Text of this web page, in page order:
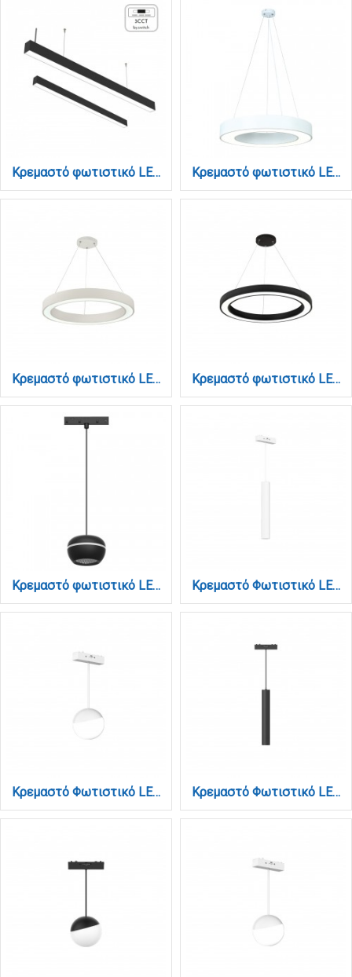
Κρεμαστό φωτιστικό LED 60W 3CCT (By Switch) από αλουμίνιο σε μαύρη απόχρωση D:180cm (6072-180-BL) Κρεμαστό φωτιστικό LED 60W 4000K σε λευκή απόχρωση D:100cm (6171-100-WH)
Κρεμαστό φωτιστικό LED 68W 3CCT (by switch on base) σε λευκή απόχρωση D:60cm (6073-60-WH) Κρεμαστό φωτιστικό LED 68W 3CCT (by switch on base) σε μαύρη απόχρωση D:60cm (6073-60-BL)
Κρεμαστό φωτιστικό LED 6W 3000K για μαγνητική ράγα σε μαύρη απόχρωση D:10cmX6,5cm (T02501-BL) Κρεμαστό Φωτιστικό LED 6W 3000K-6000K για Ultra-Thin μαγνητική ράγα σε λευκή απόχρωση by Tuya and Zigbee D:3X30cm (TMZ0060-White)
Κρεμαστό Φωτιστικό LED 6W 3000K-6000K για Ultra-Thin μαγνητική ράγα σε λευκή απόχρωση D:10X10cm (TMZ0050-White) Κρεμαστό Φωτιστικό LED 6W 3000K-6000K για Ultra-Thin μαγνητική ράγα σε μαύρη απόχρωση by Tuya and Zigbee D:3X30cm (TMZ0060-Black)